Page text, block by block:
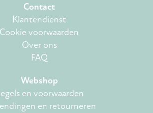
Contact
Klantendienst
Cookie voorwaarden
Over ons
FAQ
Webshop
en voorwaarden
en retourneren